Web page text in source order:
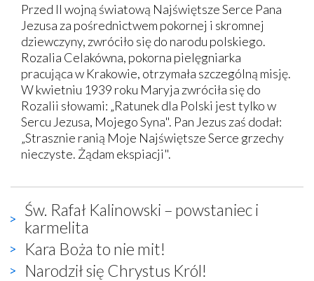
Przed II wojną światową Najświętsze Serce Pana
Jezusa za pośrednictwem pokornej i skromnej
dziewczyny, zwróciło się do narodu polskiego.
Rozalia Celakówna, pokorna pielęgniarka
pracująca w Krakowie, otrzymała szczególną misję.
W kwietniu 1939 roku Maryja zwróciła się do
Rozalii słowami: „Ratunek dla Polski jest tylko w
Sercu Jezusa, Mojego Syna". Pan Jezus zaś dodał:
„Strasznie ranią Moje Najświętsze Serce grzechy
nieczyste. Żądam ekspiacji".
Św. Rafał Kalinowski – powstaniec i
karmelita
Kara Boża to nie mit!
Narodził się Chrystus Król!